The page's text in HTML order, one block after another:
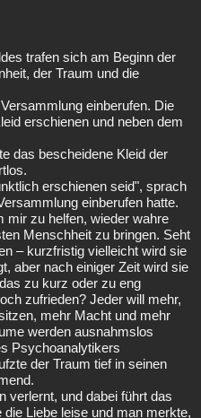
trafen sich am Beginn der
der Traum und die
einberufen. Die
erschienen und neben dem
das bescheidene Kleid der
erschienen seid", sprach
einberufen hatte.
mir zu helfen, wieder wahre
Menschheit zu bringen. Seht
– kurzfristig vielleicht wird sie
aber nach einiger Zeit wird sie
zu kurz oder zu eng
zufrieden? Jeder will mehr,
mehr Macht und mehr
werden ausnahmslos
Psychoanalytikers
der Traum tief in seinen
verlernt, und dabei führt das
Liebe leise und man merkte,